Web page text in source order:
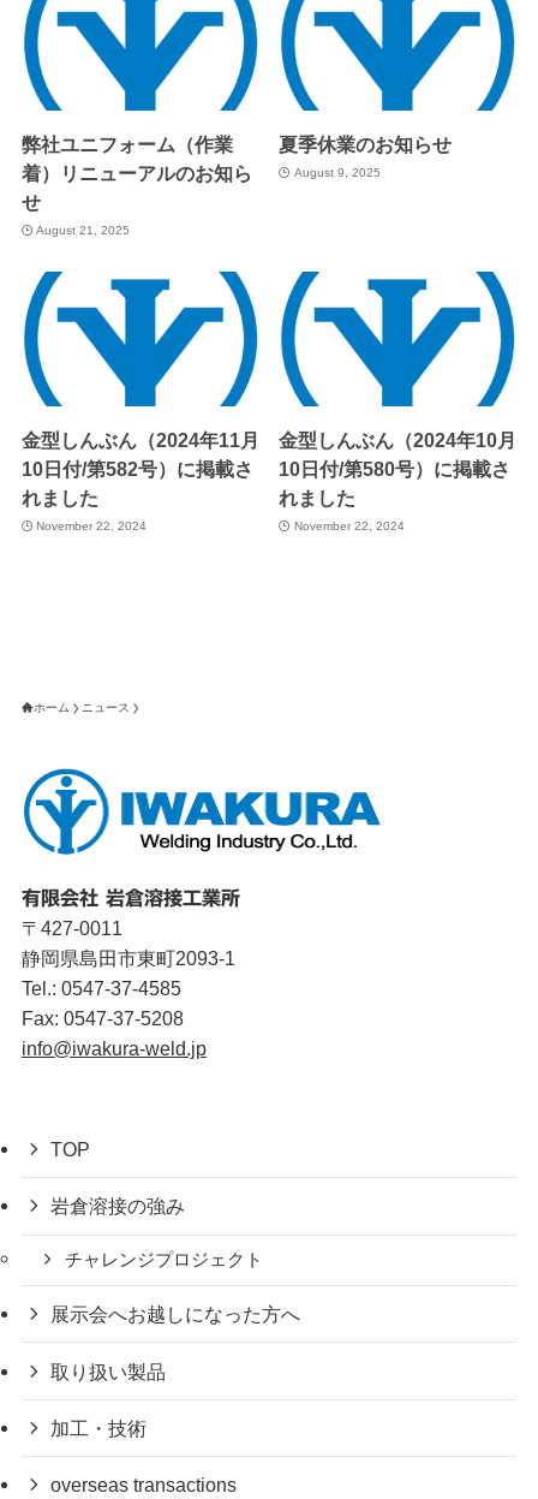
弊社ユニフォーム（作業
着）リニューアルのお知ら
せ
August 21, 2025
夏季休業のお知らせ
August 9, 2025
金型しんぶん（2024年11月
10日付/第582号）に掲載さ
れました
November 22, 2024
金型しんぶん（2024年10月
10日付/第580号）に掲載さ
れました
November 22, 2024
ホーム ニュース
有限会社 岩倉溶接工業所
〒427-0011
静岡県島田市東町2093-1
Tel.: 0547-37-4585
Fax: 0547-37-5208
info@iwakura-weld.jp
TOP
岩倉溶接の強み
チャレンジプロジェクト
展示会へお越しになった方へ
取り扱い製品
加工・技術
overseas transactions